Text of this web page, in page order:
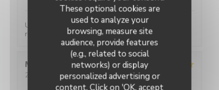
These optional cookies are
used to analyze your
browsing, measure site
audience, provide features
(e.g., related to social
networks) or display
personalized advertising or
content. Click on 'OK, accept
Un service efficace, des crêpes délicieuses aux
recettes variées pour un prix très raisonnable.
Maud
2026-08-01- 12:30 - Guests 5
/5 Ambiance: 5 /5 Food: 5/5 Value :